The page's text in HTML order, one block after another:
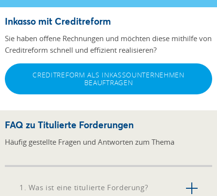
Inkasso mit Creditreform
Sie haben offene Rechnungen und möchten diese mithilfe von
Creditreform schnell und effizient realisieren?
CREDITREFORM ALS INKASSOUNTERNEHMEN
BEAUFTRAGEN
FAQ zu Titulierte Forderungen
Häufig gestellte Fragen und Antworten zum Thema
1. Was ist eine titulierte Forderung?